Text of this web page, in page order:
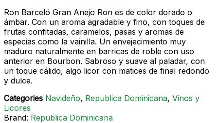
Ron Barceló Gran Anejo Ron es de color dorado o
ámbar. Con un aroma agradable y fino, con toques de
frutas confitadas, caramelos, pasas y aromas de
especias como la vainilla. Un envejecimiento muy
maduro naturalmente en barricas de roble con uso
anterior en Bourbon. Sabroso y suave al paladar, con
un toque cálido, algo licor con matices de final redondo
y dulce.
Categories Navideño, Republica Dominicana, Vinos y
Licores
Brand: Republica Dominicana